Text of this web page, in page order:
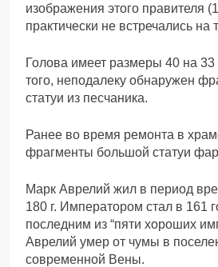
изображения этого правителя
практически не встречались на
Голова имеет размеры 40 на
того, неподалеку обнаружен
статуи из песчаника.
Ранее во время ремонта в
фрагменты большой статуи
Марк Аврелий жил в период
180 г. Императором стал в 161
последним из “пяти хороших
Аврелий умер от чумы в
современной Вены.